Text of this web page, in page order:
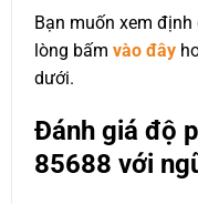
Bạn muốn xem
lòng bấm vào đây
dưới.
Đánh giá độ
85688 với